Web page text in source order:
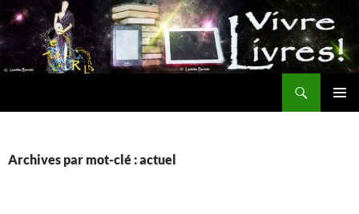
Aller
au
contenu
Archives par mot-clé : actuel